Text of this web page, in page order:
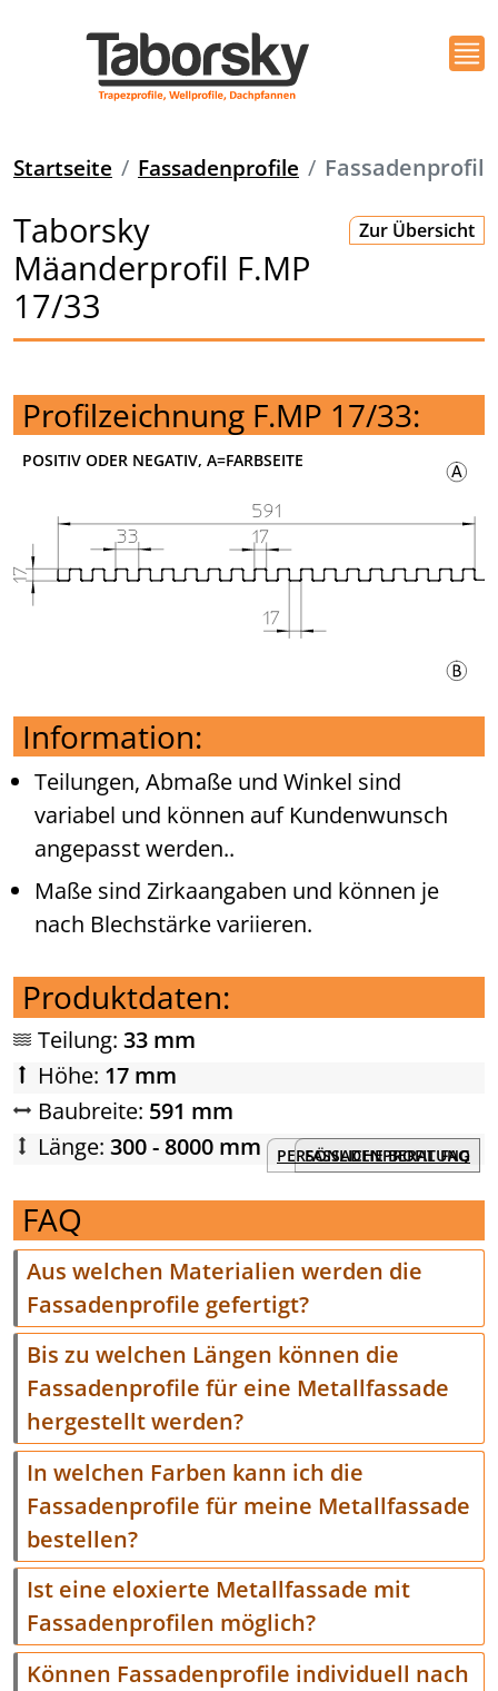
Startseite Fassadenprofile Fassadenprofil
Zur Übersicht
Taborsky
Mäanderprofil F.MP
17/33
Profilzeichnung F.MP 17/33:
POSITIV ODER NEGATIV, A=FARBSEITE
Information:
Teilungen, Abmaße und Winkel sind
variabel und können auf Kundenwunsch
angepasst werden..
Maße sind Zirkaangaben und können je
nach Blechstärke variieren.
Produktdaten:
Teilung:33 mm
Höhe: 17 mm
Baubreite: 591 mm
Länge:300 - 8000 mm FASSADENPROFIL FAQ
PERSÖNLICHE BERATUNG
FAQ
Aus welchen Materialien werden die
Fassadenprofile gefertigt?
Bis zu welchen Längen können die
Fassadenprofile für eine Metallfassade
hergestellt werden?
In welchen Farben kann ich die
Fassadenprofile für meine Metallfassade
bestellen?
Ist eine eloxierte Metallfassade mit
Fassadenprofilen möglich?
Können Fassadenprofile individuell nach